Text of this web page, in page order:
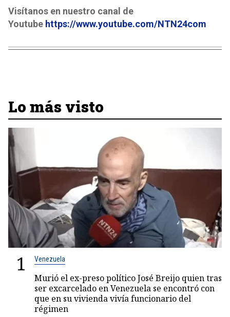
Visítanos en nuestro canal de
Youtube https://www.youtube.com/NTN24com
Lo más visto
1 Venezuela
Murió el ex-preso político José Breijo quien tras
ser excarcelado en Venezuela se encontró con
que en su vivienda vivía funcionario del
régimen